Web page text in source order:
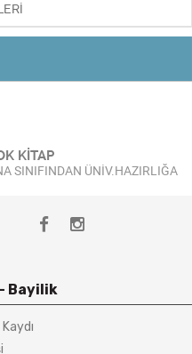
KİTAP
SINIFINDAN ÜNİV.HAZIRLIĞA
Bayilik